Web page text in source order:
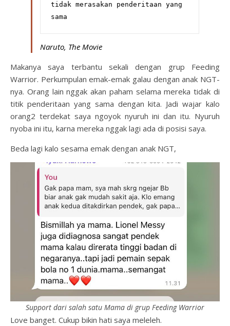
tidak merasakan penderitaan yang
sama
Naruto, The Movie
Makanya saya terbantu sekali dengan grup Feeding
Warrior. Perkumpulan emak-emak galau dengan anak NGT-
nya. Orang lain nggak akan paham selama mereka tidak di
titik penderitaan yang sama dengan kita. Jadi wajar kalo
orang2 terdekat saya ngoyok nyuruh ini dan itu. Nyuruh
nyoba ini itu, karna mereka nggak lagi ada di posisi saya.
Beda lagi kalo sesama emak dengan anak NGT,
Support dari salah satu Mama di grup Feeding Warrior
Love banget. Cukup bikin hati saya meleleh.